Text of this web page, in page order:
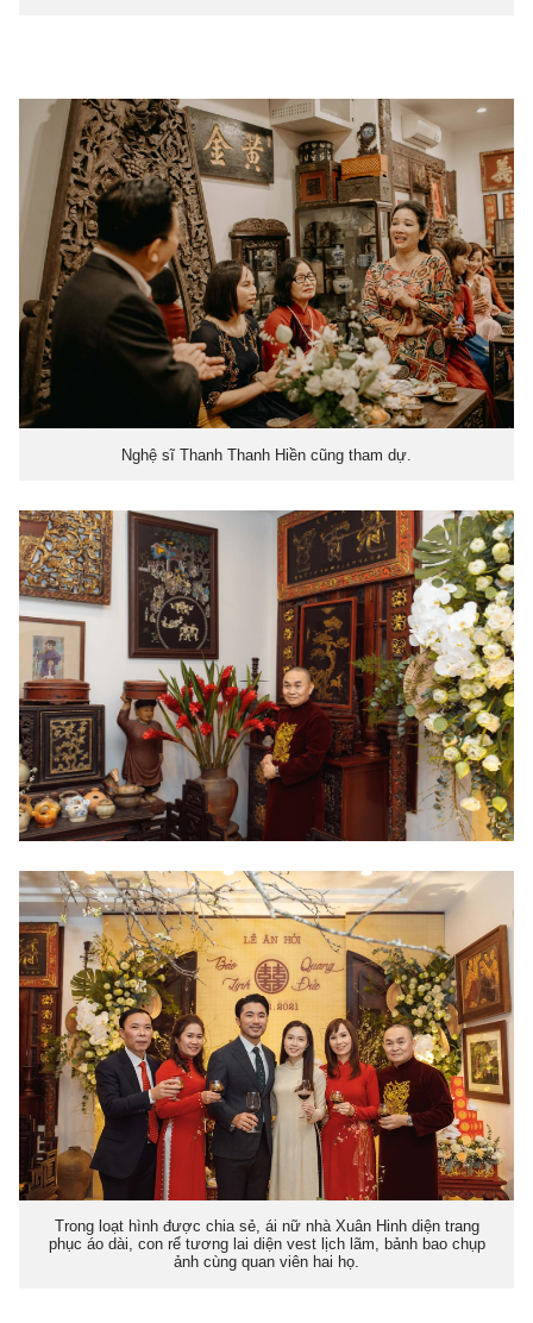
Nghệ sĩ Thanh Thanh Hiền cũng tham dự.
Trong loạt hình được chia sẻ, ái nữ nhà Xuân Hinh diện trang
phục áo dài, con rể tương lai diện vest lịch lãm, bảnh bao chụp
ảnh cùng quan viên hai họ.